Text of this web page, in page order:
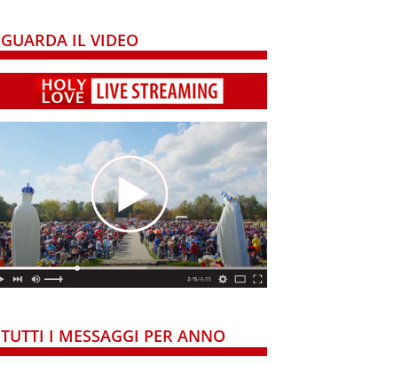
GUARDA IL VIDEO
TUTTI I MESSAGGI PER ANNO